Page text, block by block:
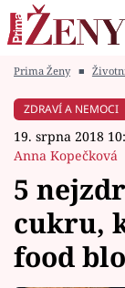
Módní alarm
Témata
Celebrity
Prima Ženy ■
ZDRAVÍ A NEMOCI
19. srpna 2018
Anna Kopečková
5
cukru,
food